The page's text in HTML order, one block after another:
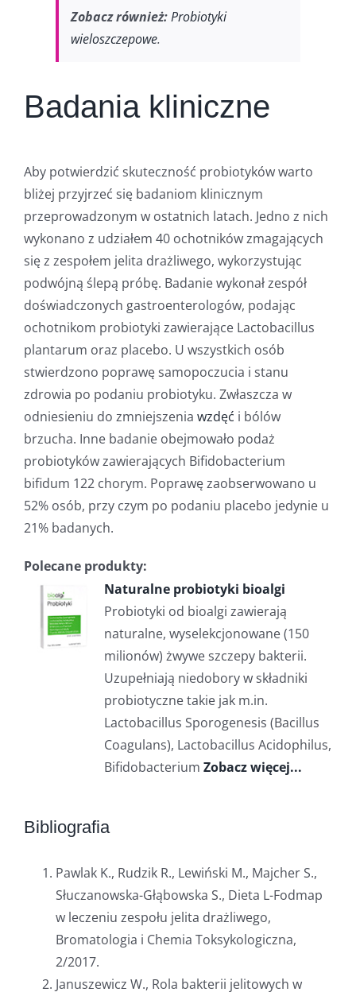
Zobacz również:Probiotyki
wieloszczepowe.
Badania kliniczne
Aby potwierdzić skuteczność probiotyków warto
bliżej przyjrzeć się badaniom klinicznym
przeprowadzonym w ostatnich latach. Jedno z nich
wykonano z udziałem 40 ochotników zmagających
się z zespołem jelita drażliwego, wykorzystując
podwójną ślepą próbę. Badanie wykonał zespół
doświadczonych gastroenterologów, podając
ochotnikom probiotyki zawierające Lactobacillus
plantarum oraz placebo. U wszystkich osób
stwierdzono poprawę samopoczucia i stanu
zdrowia po podaniu probiotyku. Zwłaszcza w
odniesieniu do zmniejszenia wzdęć i bólów
brzucha. Inne badanie obejmowało podaż
probiotyków zawierających Bifidobacterium
bifidum 122 chorym. Poprawę zaobserwowano u
52% osób, przy czym po podaniu placebo jedynie u
21% badanych.
Polecane produkty:
Naturalne probiotyki bioalgi
Probiotyki od bioalgi zawierają
naturalne, wyselekcjonowane (150
milionów) żwywe szczepy bakterii.
Uzupełniają niedobory w składniki
probiotyczne takie jak m.in.
Lactobacillus Sporogenesis (Bacillus
Coagulans), Lactobacillus Acidophilus,
Bifidobacterium Zobacz więcej...
Bibliografia
Pawlak K., Rudzik R., Lewiński M., Majcher S.,
Słuczanowska-Głąbowska S., Dieta L-Fodmap
w leczeniu zespołu jelita drażliwego,
Bromatologia i Chemia Toksykologiczna,
2/2017.
Januszewicz W., Rola bakterii jelitowych w